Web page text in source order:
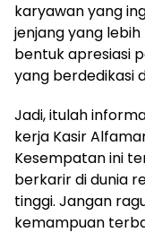
karyawan yang
jenjang yang
bentuk apresiasi
yang berdedikasi
Jadi, itulah
kerja Kasir
Kesempatan ini
berkarir di dunia
tinggi. Jangan
kemampuan